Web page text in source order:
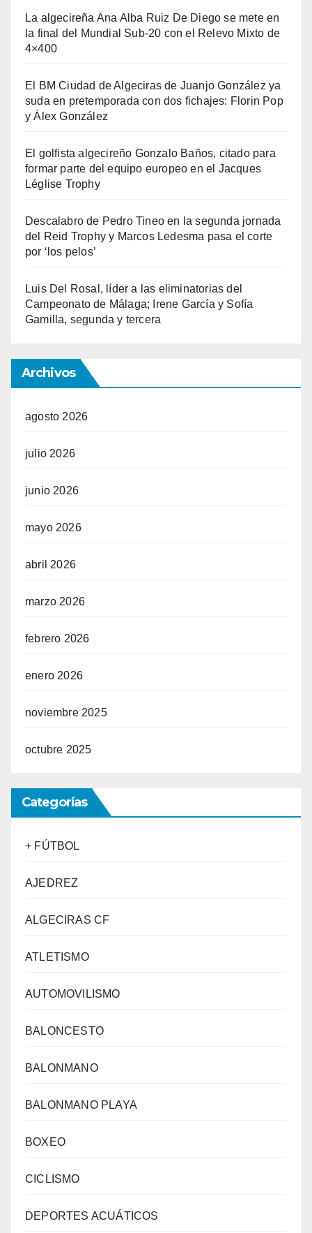
La algecireña Ana Alba Ruiz De Diego se mete en
la final del Mundial Sub-20 con el Relevo Mixto de
4×400
El BM Ciudad de Algeciras de Juanjo González ya
suda en pretemporada con dos fichajes: Florin Pop
y Álex González
El golfista algecireño Gonzalo Baños, citado para
formar parte del equipo europeo en el Jacques
Léglise Trophy
Descalabro de Pedro Tineo en la segunda jornada
del Reid Trophy y Marcos Ledesma pasa el corte
por ‘los pelos’
Luis Del Rosal, líder a las eliminatorias del
Campeonato de Málaga; Irene García y Sofía
Gamilla, segunda y tercera
Archivos
agosto 2026
julio 2026
junio 2026
mayo 2026
abril 2026
marzo 2026
febrero 2026
enero 2026
noviembre 2025
octubre 2025
Categorías
+ FÚTBOL
AJEDREZ
ALGECIRAS CF
ATLETISMO
AUTOMOVILISMO
BALONCESTO
BALONMANO
BALONMANO PLAYA
BOXEO
CICLISMO
DEPORTES ACUÁTICOS